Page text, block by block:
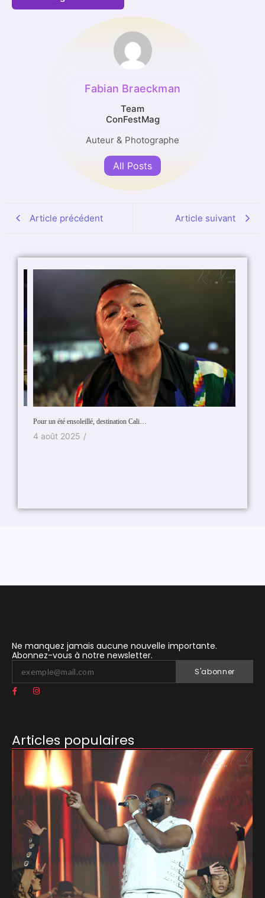
Fabian Braeckman
Team
ConFestMag
Auteur & Photographe
All Posts
Article précédent Article suivant
Pour un été ensoleillé, destination Cali…
4 août 2025
Ne manquez jamais aucune nouvelle importante.
Abonnez-vous à notre newsletter.
S'abonner
Articles populaires